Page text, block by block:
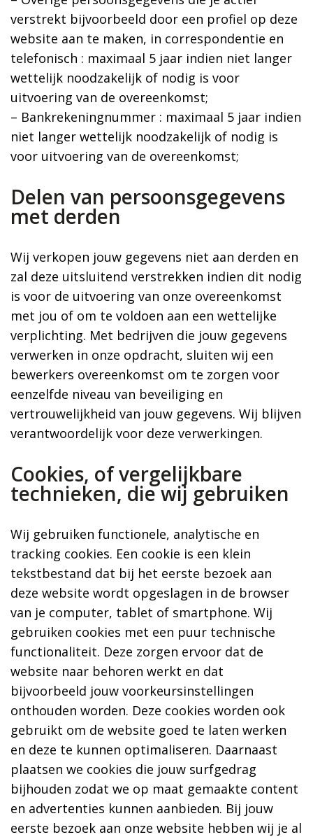
verstrekt bijvoorbeeld door een profiel op deze
website aan te maken, in correspondentie en
telefonisch : maximaal 5 jaar indien niet langer
wettelijk noodzakelijk of nodig is voor
uitvoering van de overeenkomst;
– Bankrekeningnummer : maximaal 5 jaar indien
niet langer wettelijk noodzakelijk of nodig is
voor uitvoering van de overeenkomst;
Delen van persoonsgegevens
met derden
Wij verkopen jouw gegevens niet aan derden en
zal deze uitsluitend verstrekken indien dit nodig
is voor de uitvoering van onze overeenkomst
met jou of om te voldoen aan een wettelijke
verplichting. Met bedrijven die jouw gegevens
verwerken in onze opdracht, sluiten wij een
bewerkers overeenkomst om te zorgen voor
eenzelfde niveau van beveiliging en
vertrouwelijkheid van jouw gegevens. Wij blijven
verantwoordelijk voor deze verwerkingen.
Cookies, of vergelijkbare
technieken, die wij gebruiken
Wij gebruiken functionele, analytische en
tracking cookies. Een cookie is een klein
tekstbestand dat bij het eerste bezoek aan
deze website wordt opgeslagen in de browser
van je computer, tablet of smartphone. Wij
gebruiken cookies met een puur technische
functionaliteit. Deze zorgen ervoor dat de
website naar behoren werkt en dat
bijvoorbeeld jouw voorkeursinstellingen
onthouden worden. Deze cookies worden ook
gebruikt om de website goed te laten werken
en deze te kunnen optimaliseren. Daarnaast
plaatsen we cookies die jouw surfgedrag
bijhouden zodat we op maat gemaakte content
en advertenties kunnen aanbieden. Bij jouw
eerste bezoek aan onze website hebben wij je al